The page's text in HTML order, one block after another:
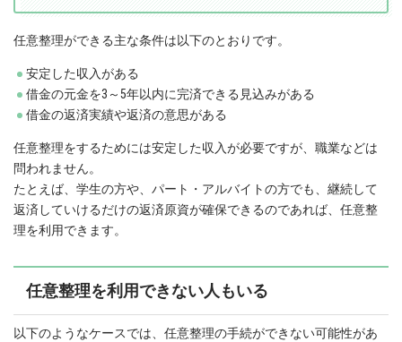
任意整理ができる主な条件は以下のとおりです。
安定した収入がある
借金の元金を3～5年以内に完済できる見込みがある
借金の返済実績や返済の意思がある
任意整理をするためには安定した収入が必要ですが、職業などは
問われません。
たとえば、学生の方や、パート・アルバイトの方でも、継続して
返済していけるだけの返済原資が確保できるのであれば、任意整
理を利用できます。
任意整理を利用できない人もいる
以下のようなケースでは、任意整理の手続ができない可能性があ